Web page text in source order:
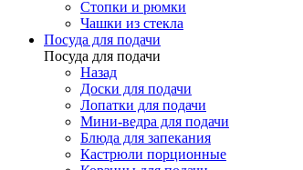
Стопки и рюмки
Чашки из стекла
Посуда для подачи
Посуда для подачи
Назад
Доски для подачи
Лопатки для подачи
Мини-ведра для подачи
Блюда для запекания
Кастрюли порционные